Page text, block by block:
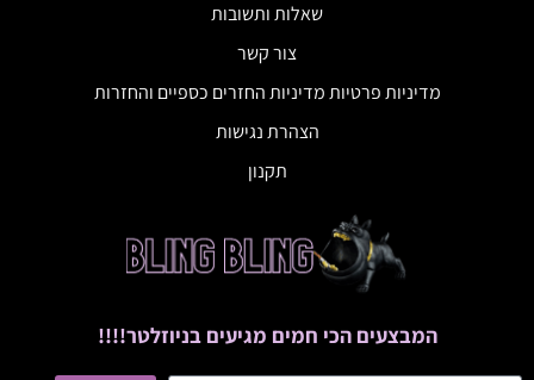
שאלות ותשובות
צור קשר
מדיניות פרטיות מדיניות החזרים כספיים והחזרות
הצהרת נגישות
תקנון
המבצעים הכי חמים מגיעים בניוזלטר!!!!